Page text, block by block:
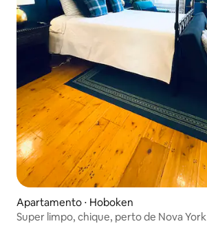
Apartamento ⋅ Hoboken
Super limpo, chique, perto de Nova York